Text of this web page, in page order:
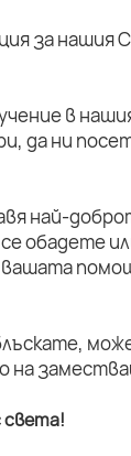
за нашия
в
да ни
най-
обадете
вашата
света!